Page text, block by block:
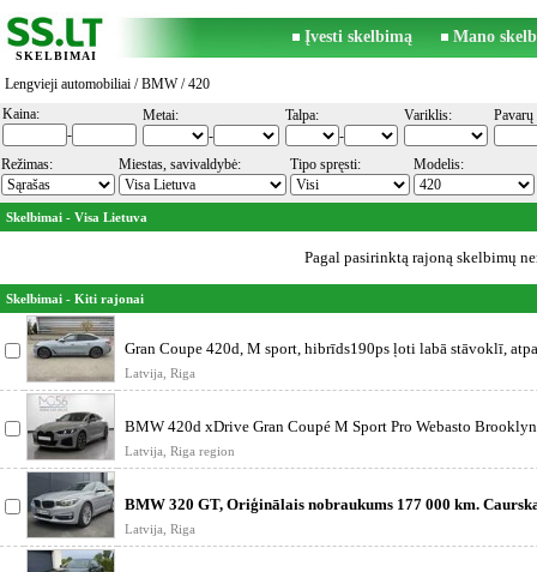
SKELBIMAI
Įvesti skelbimą Mano
Lengvieji automobiliai /BMW/ 420
Kaina:
-
Metai:
-
Talpa:
-
Variklis: Pavarų
Režimas: Miestas, savivaldybė: Tipo spręsti: Modelis:
Skelbimai - Visa Lietuva
Pagal pasirinktą rajoną skelbimų
Skelbimai - Kiti rajonai
Gran Coupe 420d, M sport, hibrīds190ps ļoti labā stāvoklī,
kamera,
Latvija, Riga
BMW 420d xDrive Gran Coupé M Sport Pro Webasto
Metallic No Vāci
Latvija, Riga region
BMW 320 GT, Oriģinālais nobraukums 177 000 km.
automašīnas vēsture
Latvija, Riga